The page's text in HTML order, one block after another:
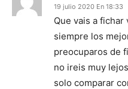
19 julio 2020 En 18:33
Que vais a
siempre los
preocuparos de
no ireis muy
solo comparar